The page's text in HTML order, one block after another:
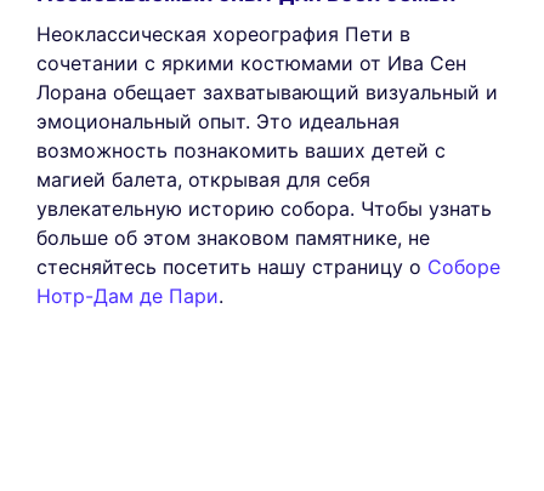
Неоклассическая хореография Пети в
сочетании с яркими костюмами от Ива Сен
Лорана обещает захватывающий визуальный и
эмоциональный опыт. Это идеальная
возможность познакомить ваших детей с
магией балета, открывая для себя
увлекательную историю собора. Чтобы узнать
больше об этом знаковом памятнике, не
стесняйтесь посетить нашу страницу о Соборе
Нотр-Дам де Пари.